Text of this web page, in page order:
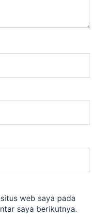
web saya pada
saya berikutnya.